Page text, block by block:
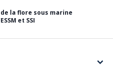
la flore sous marine
et SSI